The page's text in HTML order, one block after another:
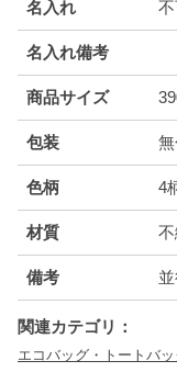
名入れ
名入れ備考
商品サイズ
包装
色柄 4
材質
備考
関連カテゴリ：
エコバッグ・トートバ